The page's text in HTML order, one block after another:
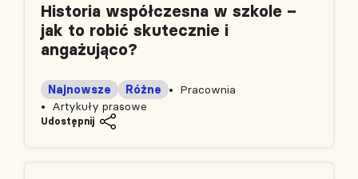
Historia współczesna w szkole –
jak to robić skutecznie i
angażująco?
Pracownia
Najnowsze
Różne
Artykuły prasowe
Udostępnij